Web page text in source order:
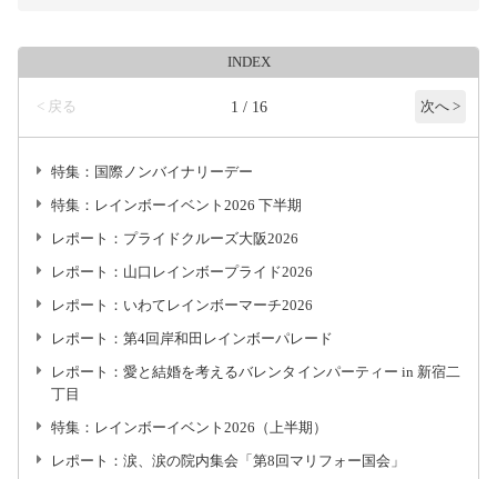
INDEX
< 戻る 1 / 16 次へ >
特集：国際ノンバイナリーデー
特集：レインボーイベント2026 下半期
レポート：プライドクルーズ大阪2026
レポート：山口レインボープライド2026
レポート：いわてレインボーマーチ2026
レポート：第4回岸和田レインボーパレード
レポート：愛と結婚を考えるバレンタインパーティー in 新宿二
丁目
特集：レインボーイベント2026（上半期）
レポート：涙、涙の院内集会「第8回マリフォー国会」